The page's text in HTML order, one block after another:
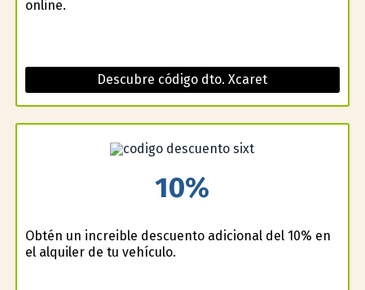
online.
Descubre código dto. Xcaret
10%
Obtén un increible descuento adicional del 10% en
el alquiler de tu vehículo.